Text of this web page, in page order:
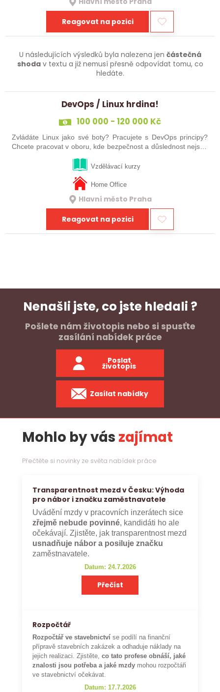
Reagovat na pozici
U následujících výsledků byla nalezena jen částečná
shodav textu a již nemusí přesně odpovídat tomu, co
hledáte.
DevOps / Linux hrdina!
100 000 - 120 000 Kč
Zvládáte Linux jako své boty? Pracujete s DevOps principy?
Chcete pracovat v oboru, kde bezpečnost a důslednost nejsou
Vzdělávací kurzy
Home Office
Hlavní město Praha
Reagovat na pozici
Nenašli jste, co jste hledali ?
Pošlete nám životopis nebo si spusťte
zasílání nabídek práce
Poslat
životopis
Zasílat nabídky
Mohlo by vás zajímat
Přečtěte si novinky ze světa nabídek práce
Transparentnost mezd v Česku: Výhoda
pro nábor i značku zaměstnavatele
Uvádění mzdy v pracovních inzerátech sice
zřejmě nebude povinné, kandidáti ho ale
očekávají. Zjistěte, jak transparentnost mezd
usnadňuje nábor a posiluje značku
zaměstnavatele.
Datum: 24.7.2026
Přečíst
Rozpočtář
Rozpočtář ve stavebnictví se podílí na finanční
přípravě stavebních zakázek a odhaduje náklady na
jejich realizaci. Zjistěte,co tato profese obnáší, jaké
znalosti jsou potřeba a jaké mzdy mohou rozpočtáři
ve stavebnictví očekávat.
Datum: 17.7.2026